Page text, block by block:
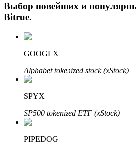
Авто Инвест
Получите долгосрочную
Выбор новейших и
Bitrue.
GOOGLX
Alphabet tokenized stock (xStock)
SPYX
SP500 tokenized ETF (xStock)
PIPEDOG